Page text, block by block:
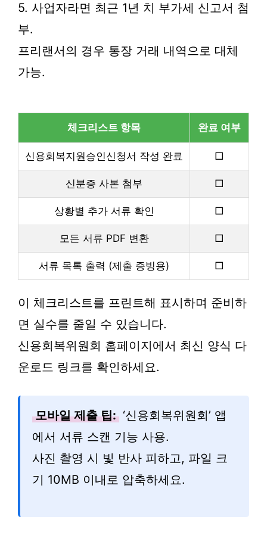
5. 사업자라면 최근 1년 치 부가세 신고서 첨
부.
프리랜서의 경우 통장 거래 내역으로 대체
가능.
체크리스트 항목 완료 여부
신용회복지원승인신청서 작성 완료 □
신분증 사본 첨부 □
상황별 추가 서류 확인 □
모든 서류 PDF 변환 □
서류 목록 출력 (제출 증빙용) □
이 체크리스트를 프린트해 표시하며 준비하
면 실수를 줄일 수 있습니다.
신용회복위원회 홈페이지에서 최신 양식 다
운로드 링크를 확인하세요.
모바일 제출 팁: ‘신용회복위원회’ 앱
에서 서류 스캔 기능 사용.
사진 촬영 시 빛 반사 피하고, 파일 크
기 10MB 이내로 압축하세요.